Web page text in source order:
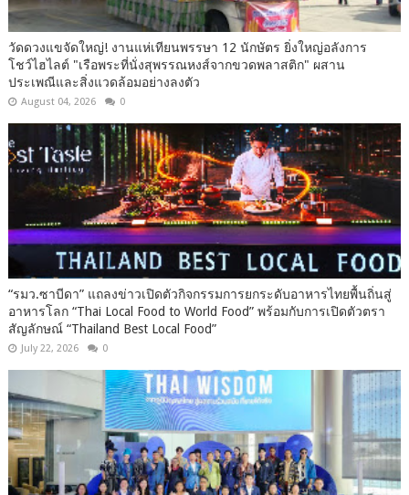
วัดดวงแขจัดใหญ่! งานแห่เทียนพรรษา 12 นักษัตร ยิ่งใหญ่อลังการ
โชว์ไฮไลต์ "เรือพระที่นั่งสุพรรณหงส์จากขวดพลาสติก" ผสาน
ประเพณีและสิ่งแวดล้อมอย่างลงตัว
August 04, 2026 0
“รมว.ซาบีดา” แถลงข่าวเปิดตัวกิจกรรมการยกระดับอาหารไทยพื้นถิ่นสู่
อาหารโลก “Thai Local Food to World Food” พร้อมกับการเปิดตัวตรา
สัญลักษณ์ “Thailand Best Local Food”
July 22, 2026 0